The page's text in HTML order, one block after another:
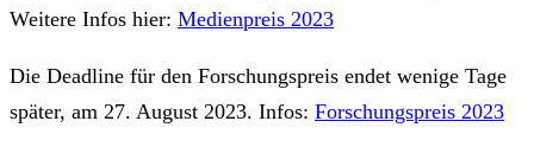
Weitere Infos hier: Medienpreis 2023
Die Deadline für den Forschungspreis endet wenige Tage
später, am 27. August 2023. Infos: Forschungspreis 2023